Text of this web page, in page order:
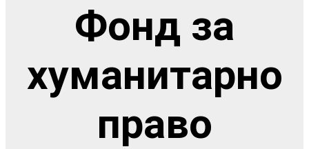
Фонд за
хуманитарно
право